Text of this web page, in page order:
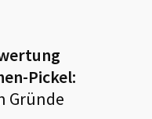
Pickel:
Gründe